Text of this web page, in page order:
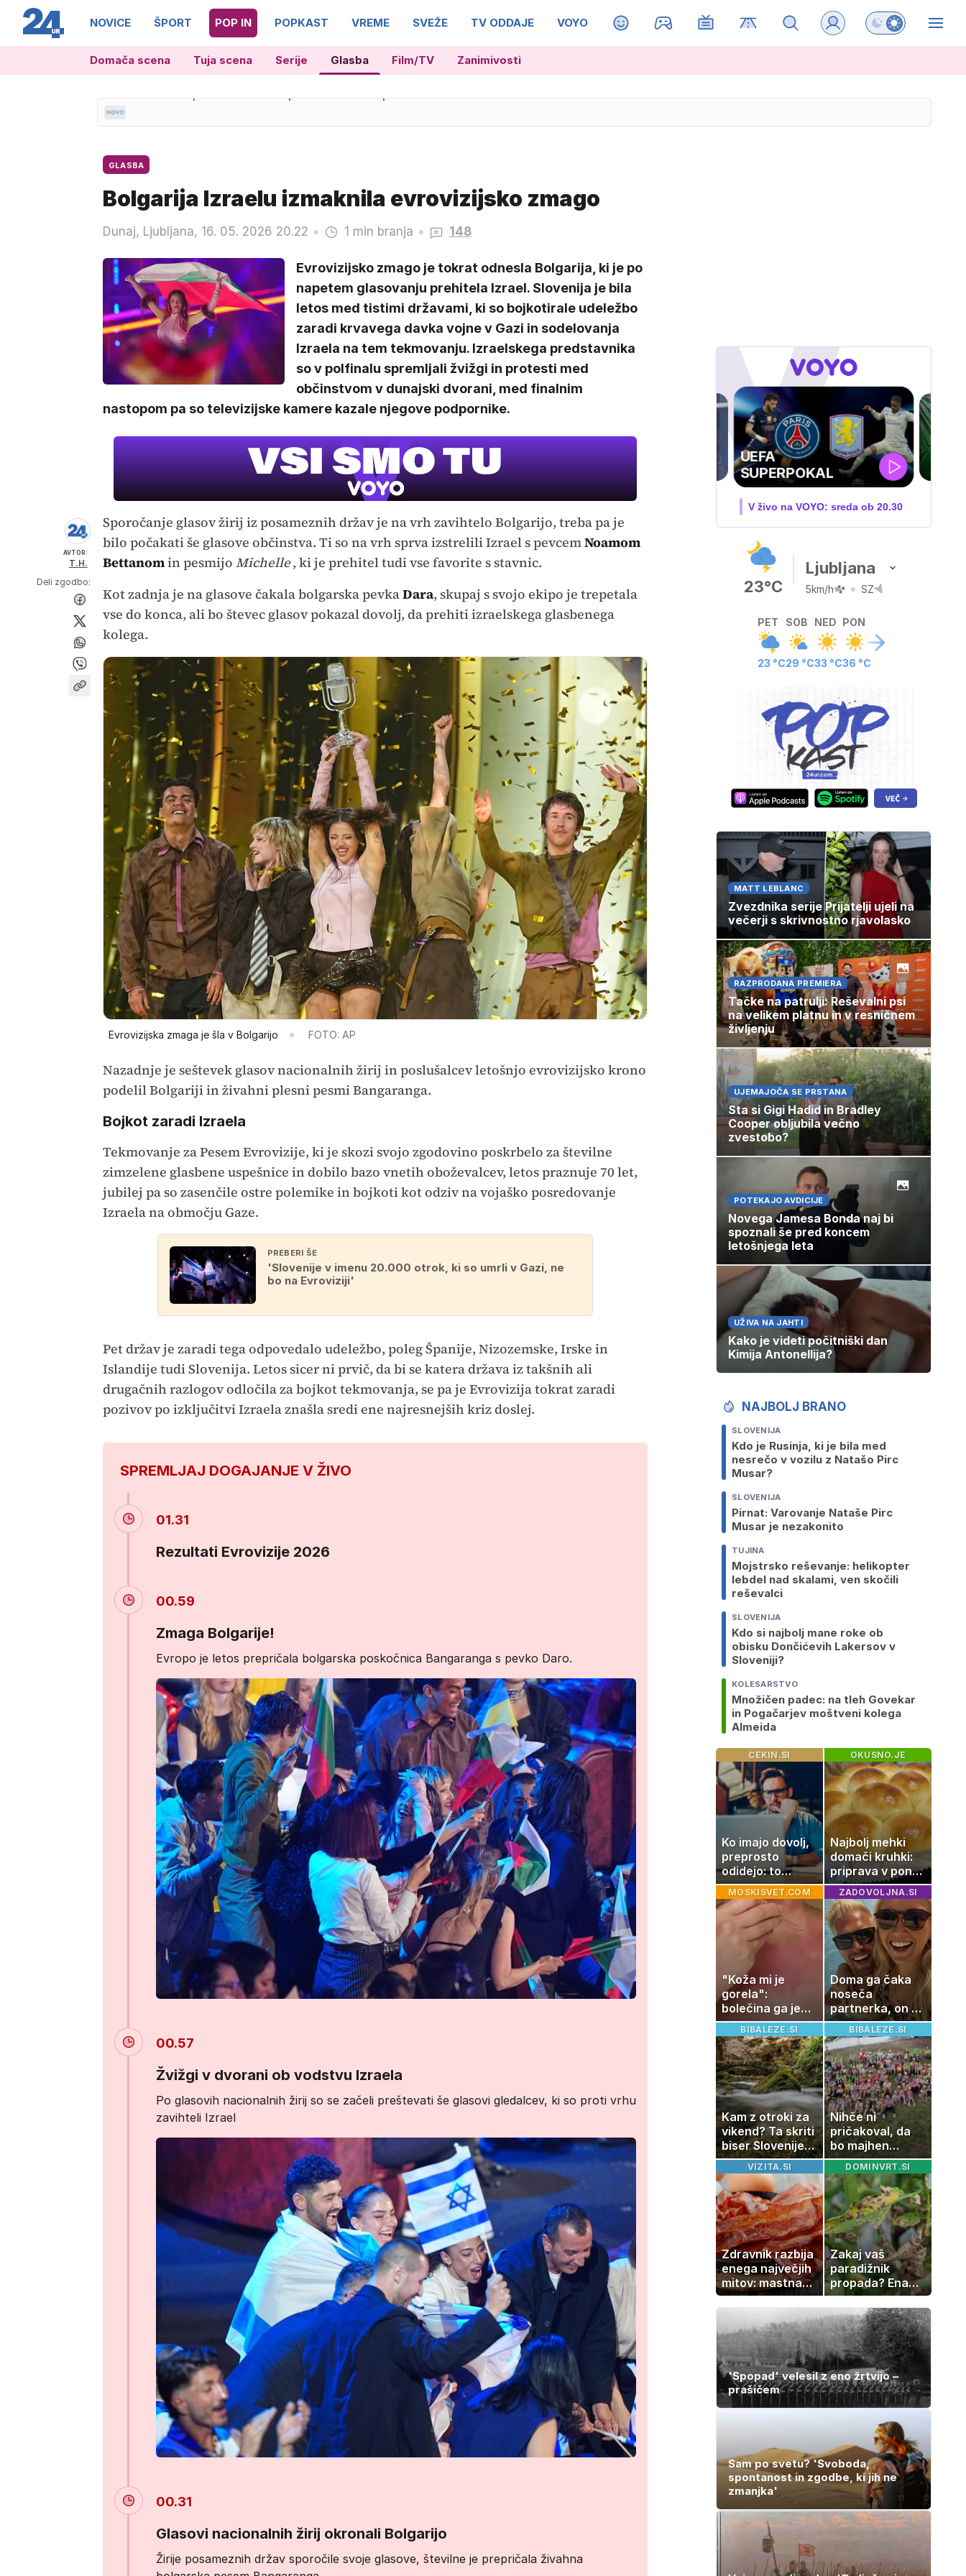
NOVICE ŠPORT POP IN POPKAST VREME SVEŽE TV ODDAJE VOYO MAGAZIN Preklopi barvni
Domača scena Tuja scena Serije Glasba Film/TV Zanimivosti
GLASBA
Bolgarija Izraelu izmaknila evrovizijsko zmago
Dunaj, Ljubljana, 16. 05. 2026 20.22 1 min branja 148
Evrovizijsko zmago je tokrat odnesla Bolgarija, ki je po
napetem glasovanju prehitela Izrael. Slovenija je bila
letos med tistimi državami, ki so bojkotirale udeležbo
zaradi krvavega davka vojne v Gazi in sodelovanja
Izraela na tem tekmovanju. Izraelskega predstavnika
so v polfinalu spremljali žvižgi in protesti med
občinstvom v dunajski dvorani, med finalnim
nastopom pa so televizijske kamere kazale njegove podpornike.
AVTOR:
T.H.
Deli zgodbo:
Sporočanje glasov žirij iz posameznih držav je na vrh zavihtelo Bolgarijo, treba pa je
bilo počakati še glasove občinstva. Ti so na vrh sprva izstrelili Izrael s pevcemNoamom
Bettanomin pesmijo Michelle, ki je prehitel tudi vse favorite s stavnic.
Kot zadnja je na glasove čakala bolgarska pevkaDara, skupaj s svojo ekipo je trepetala
vse do konca, ali bo števec glasov pokazal dovolj, da prehiti izraelskega glasbenega
kolega.
Evrovizijska zmaga je šla v Bolgarijo FOTO: AP
Nazadnje je seštevek glasov nacionalnih žirij in poslušalcev letošnjo evrovizijsko krono
podelil Bolgariji in živahni plesni pesmi Bangaranga.
Bojkot zaradi Izraela
Tekmovanje za Pesem Evrovizije, ki je skozi svojo zgodovino poskrbelo za številne
zimzelene glasbene uspešnice in dobilo bazo vnetih oboževalcev, letos praznuje 70 let,
jubilej pa so zasenčile ostre polemike in bojkoti kot odziv na vojaško posredovanje
Izraela na območju Gaze.
PREBERI ŠE
'Slovenije v imenu 20.000 otrok, ki so umrli v Gazi, ne
bo na Evroviziji'
Pet držav je zaradi tega odpovedalo udeležbo, poleg Španije, Nizozemske, Irske in
Islandije tudi Slovenija. Letos sicer ni prvič, da bi se katera država iz takšnih ali
drugačnih razlogov odločila za bojkot tekmovanja, se pa je Evrovizija tokrat zaradi
pozivov po izključitvi Izraela znašla sredi ene najresnejših kriz doslej.
SPREMLJAJ DOGAJANJE V ŽIVO
01.31
Rezultati Evrovizije 2026
00.59
Zmaga Bolgarije!
Evropo je letos prepričala bolgarska poskočnica Bangaranga s pevko Daro.
00.57
Žvižgi v dvorani ob vodstvu Izraela
Po glasovih nacionalnih žirij so se začeli preštevati še glasovi gledalcev, ki so proti vrhu
zavihteli Izrael
00.31
Glasovi nacionalnih žirij okronali Bolgarijo
Žirije posameznih držav sporočile svoje glasove, številne je prepričala živahna
ZUFFA BOXING 10
V živo na VOYO: sobota ob
23°C
Ljubljana
5km/h SZ
PET
23 °C
SOB
29 °C
NED
33 °C
PON
36 °C
MATT LEBLANC
Zvezdnika serije Prijatelji ujeli na
večerji s skrivnostno rjavolasko
RAZPRODANA PREMIERA
Tačke na patrulji: Reševalni psi
na velikem platnu in v resničnem
življenju
UJEMAJOČA SE PRSTANA
Sta si Gigi Hadid in Bradley
Cooper obljubila večno
zvestobo?
POTEKAJO AVDICIJE
Novega Jamesa Bonda naj bi
spoznali še pred koncem
letošnjega leta
UŽIVA NA JAHTI
Kako je videti počitniški dan
Kimija Antonellija?
NAJBOLJ BRANO
SLOVENIJA
Kdo je Rusinja, ki je bila med
nesrečo v vozilu z Natašo Pirc
Musar?
SLOVENIJA
Pirnat: Varovanje Nataše Pirc
Musar je nezakonito
TUJINA
Mojstrsko reševanje: helikopter
lebdel nad skalami, ven skočili
reševalci
SLOVENIJA
Kdo si najbolj mane roke ob
obisku Dončićevih Lakersov v
Sloveniji?
KOLESARSTVO
Množičen padec: na tleh Govekar
in Pogačarjev moštveni kolega
Almeida
CEKIN.SI
Ko imajo dovolj,
preprosto
odidejo: to
znamenje
najpogosteje da
odpoved
OKUSNO.JE
Najbolj mehki
domači kruhki:
priprava v ponvi
je trik za popoln
rezultat
MOSKISVET.COM
"Koža mi je
gorela":
bolečina ga je
priklenila na
posteljo
ZADOVOLJNA.SI
Doma ga čaka
noseča
partnerka, on pa
dopustuje z
drugo
BIBALEZE.SI
Kam z otroki za
vikend? Ta skriti
biser Slovenije
izgleda kot iz
pravljice
BIBALEZE.SI
Nihče ni
pričakoval, da
bo majhen
projekt postal
ena najlepših
zgodb Zasavja
VIZITA.SI
Zdravnik razbija
enega največjih
mitov: mastna
jetra ne
nastanejo
zaradi slanine,
temveč zaradi
živila, ki ga
imamo vsi radi
DOMINVRT.SI
Zakaj vaš
paradižnik
propada? Ena
napaka lahko
uniči rastline –
tako jih rešite
'Spopad' velesil z eno žrtvijo –
prašičem
Sam po svetu? 'Svoboda,
spontanost in zgodbe, ki jih ne
zmanjka'